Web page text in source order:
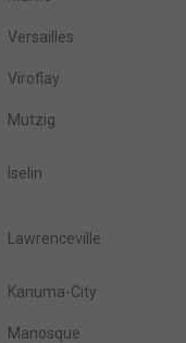
Versailles
Viroflay
Mutzig
Iselin
Lawrenceville
Kanuma-City
Manosque